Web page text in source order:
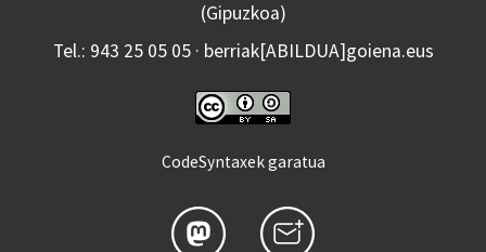
(Gipuzkoa)
Tel.: 943 25 05 05 · berriak[ABILDUA]goiena.eus
CodeSyntaxek garatua